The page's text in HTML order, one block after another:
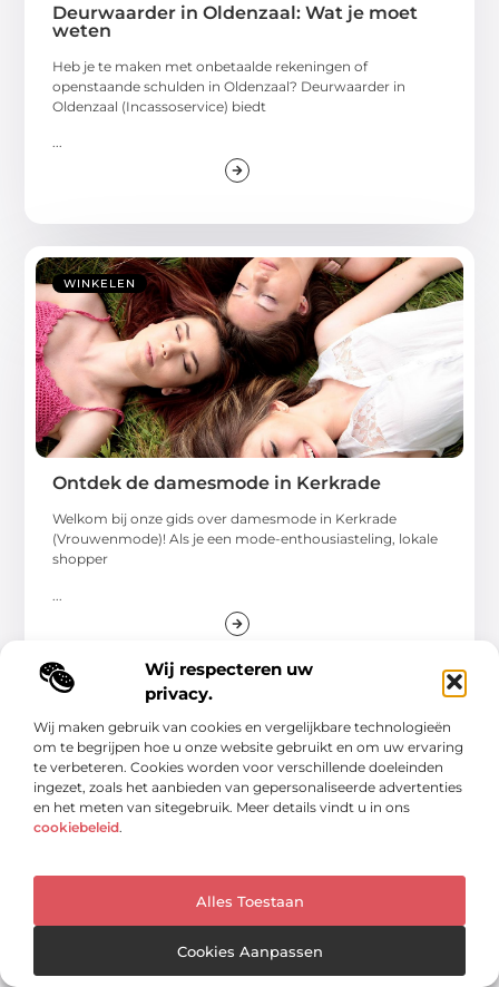
Wij respecteren uw
privacy.
Wij maken gebruik van cookies en vergelijkbare technologieën
om te begrijpen hoe u onze website gebruikt en om uw ervaring
te verbeteren. Cookies worden voor verschillende doeleinden
ingezet, zoals het aanbieden van gepersonaliseerde advertenties
en het meten van sitegebruik. Meer details vindt u in ons
cookiebeleid.
Alles Toestaan
Cookies Aanpassen
Deurwaarder in Oldenzaal: Wat je moet
weten
Heb je te maken met onbetaalde rekeningen of
openstaande schulden in Oldenzaal? Deurwaarder in
Oldenzaal (Incassoservice) biedt
...
WINKELEN
Ontdek de damesmode in Kerkrade
Welkom bij onze gids over damesmode in Kerkrade
(Vrouwenmode)! Als je een mode-enthousiasteling, lokale
shopper
WINKELEN
Ontdek de essentiële diensten van een
dakwerker in Maassluis